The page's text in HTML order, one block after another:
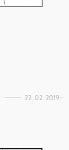
22. 02. 2019 -